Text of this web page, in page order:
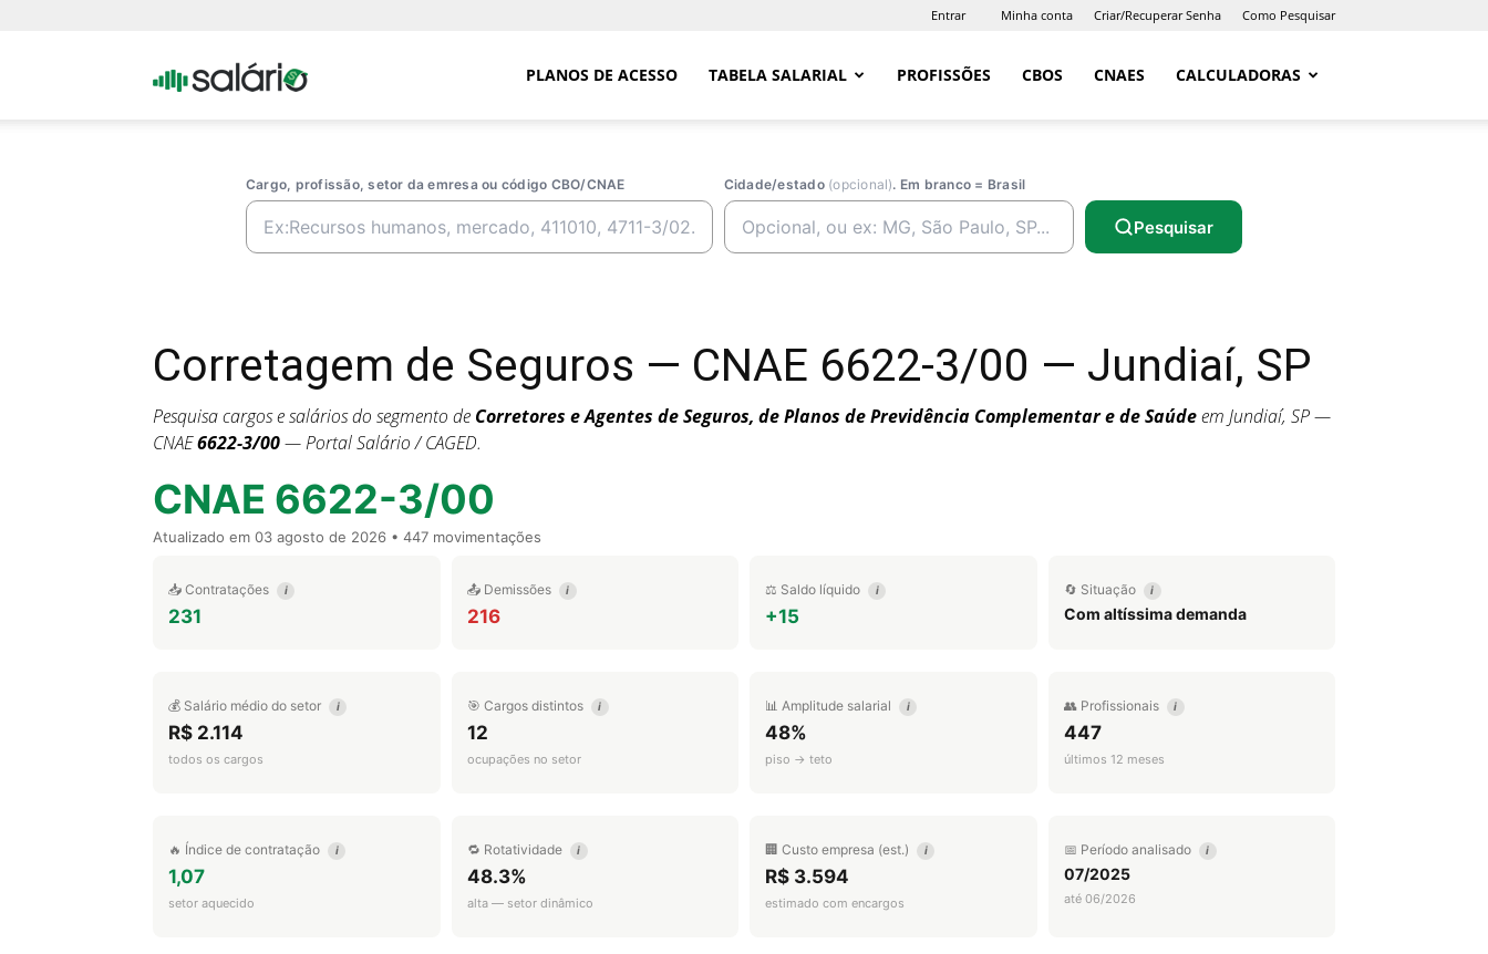
Entrar Minha conta Criar/Recuperar Senha Como Pesquisar
Portal PLANOS DE ACESSO TABELA SALARIAL PROFISSÕES CBOS CNAES CALCULADORAS
Cargo, profissão, setor da emresa ou código CBO/CNAE Cidade/estado (opcional). Em branco = Brasil
Pesquisar
Corretagem de Seguros — CNAE 6622-3/00 — Jundiaí, SP
Pesquisa cargos e salários do segmento de Corretores e Agentes de Seguros, de Planos de Previdência Complementar e de Saúdeem Jundiaí, SP —
CNAE6622-3/00— Portal Salário / CAGED.
CNAE 6622-3/00
Atualizado em 03 agosto de 2026 • 447 movimentações
📥 Contratações i
231
📤 Demissões i
216
⚖️ Saldo líquido i
+15
🔄 Situação i
Com altíssima demanda
💰 Salário médio do setor i
R$ 2.114
todos os cargos
🎯 Cargos distintos i
12
ocupações no setor
📊 Amplitude salarial i
48%
piso → teto
👥 Profissionais i
447
últimos 12 meses
🔥 Índice de contratação i
1,07
setor aquecido
🔁 Rotatividade i
48.3%
alta — setor dinâmico
🏢 Custo empresa (est.) i
R$ 3.594
estimado com encargos
📅 Período analisado i
07/2025
até 06/2026